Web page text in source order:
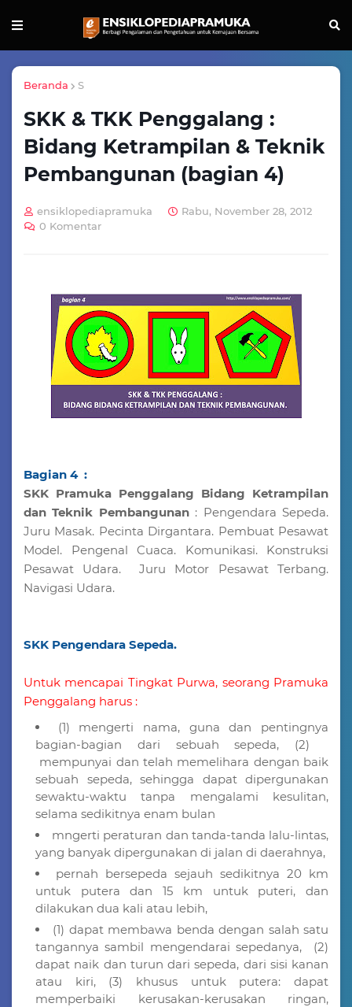
Beranda S
SKK & TKK Penggalang :
Bidang Ketrampilan & Teknik
Pembangunan (bagian 4)
ensiklopediapramuka
Rabu, November 28, 2012
0 Komentar
Bagian 4 :
SKK Pramuka Penggalang Bidang Ketrampilan
dan Teknik Pembangunan: Pengendara Sepeda.
Juru Masak. Pecinta Dirgantara. Pembuat Pesawat
Model. Pengenal Cuaca. Komunikasi. Konstruksi
Pesawat Udara. Juru Motor Pesawat Terbang.
Navigasi Udara.
SKK Pengendara Sepeda.
Untuk mencapai Tingkat Purwa, seorang Pramuka
Penggalang harus :
(1) mengerti nama, guna dan pentingnya
bagian-bagian dari sebuah sepeda, (2)
mempunyai dan telah memelihara dengan baik
sebuah sepeda, sehingga dapat dipergunakan
sewaktu-waktu tanpa mengalami kesulitan,
selama sedikitnya enam bulan
mngerti peraturan dan tanda-tanda lalu-lintas,
yang banyak dipergunakan di jalan di daerahnya,
pernah bersepeda sejauh sedikitnya 20 km
untuk putera dan 15 km untuk puteri, dan
dilakukan dua kali atau lebih,
(1) dapat membawa benda dengan salah satu
tangannya sambil mengendarai sepedanya, (2)
dapat naik dan turun dari sepeda, dari sisi kanan
atau kiri, (3) khusus untuk putera: dapat
memperbaiki kerusakan-kerusakan ringan,